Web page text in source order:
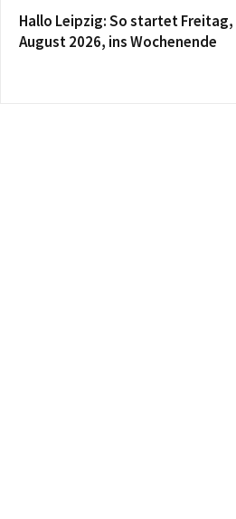
Hallo Leipzig: So startet Freitag,
August 2026, ins Wochenende